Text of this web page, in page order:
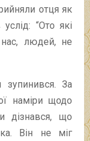
отця як
“Ото які
людей, не
зупинився. За
наміри щодо
дізнався, що
Він не міг